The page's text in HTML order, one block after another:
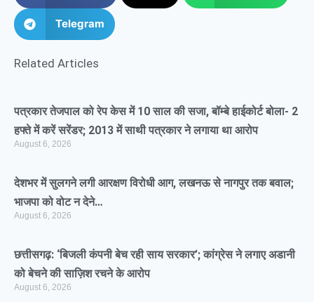
Telegram
Related Articles
पत्रकार तेजपाल को रेप केस में 10 साल की सजा, बॉम्बे हाईकोर्ट बोला- 2
हफ्ते में करें सरेंडर; 2013 में साथी पत्रकार ने लगाया था आरोप
August 6, 2026
देशभर में सुलगने लगी आरक्षण विरोधी आग, लखनऊ से नागपुर तक बवाल;
भाजपा को वोट न देने…
August 6, 2026
छत्तीसगढ़: ‘बिजली कंपनी बेच रही साय सरकार’; कांग्रेस ने लगाए अडानी
को बेचने की साज़िश रचने के आरोप
August 6, 2026